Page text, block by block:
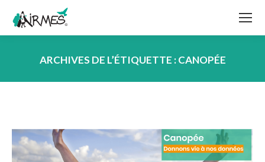
ARCHIVES DE L’ÉTIQUETTE :CANOPÉE